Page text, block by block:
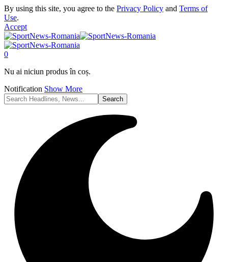
By using this site, you agree to the Privacy Policy and Terms of
Use.
Accept
0
Nu ai niciun produs în coș.
Notification Show More